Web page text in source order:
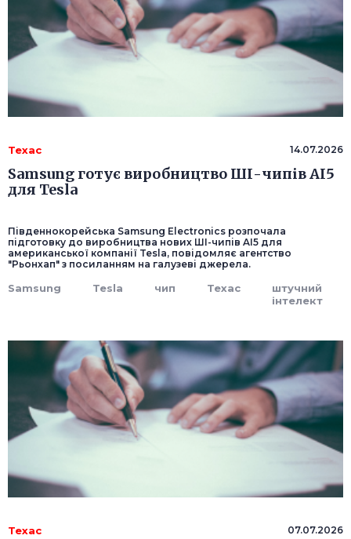
Техас 14.07.2026
Samsung готує виробництво ШІ-чипів AI5
для Tesla
Південнокорейська Samsung Electronics розпочала
підготовку до виробництва нових ШІ-чипів AI5 для
американської компанії Tesla, повідомляє агентство
"Рьонхап" з посиланням на галузеві джерела.
Samsung Tesla чип Техас
штучний
інтелект
Техас 07.07.2026